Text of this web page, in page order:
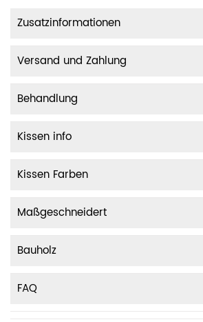
Zusatzinformationen
Versand und Zahlung
Behandlung
Kissen info
Kissen Farben
Maßgeschneidert
Bauholz
FAQ